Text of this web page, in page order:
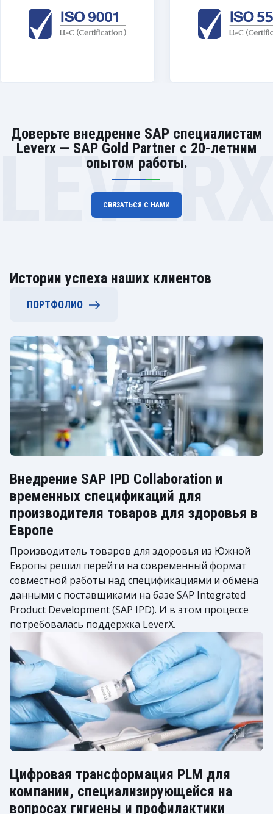
Доверьте внедрение SAP специалистам
Leverx — SAP Gold Partner с 20-летним
опытом работы.
СВЯЗАТЬСЯ С НАМИ
Истории успеха наших клиентов
ПОРТФОЛИО
Внедрение SAP IPD Collaboration и
временных спецификаций для
производителя товаров для здоровья в
Европе
Производитель товаров для здоровья из Южной
Европы решил перейти на современный формат
совместной работы над спецификациями и обмена
данными с поставщиками на базе SAP Integrated
Product Development (SAP IPD). И в этом процессе
потребовалась поддержка LeverX.
Цифровая трансформация PLM для
компании, специализирующейся на
вопросах гигиены и профилактики